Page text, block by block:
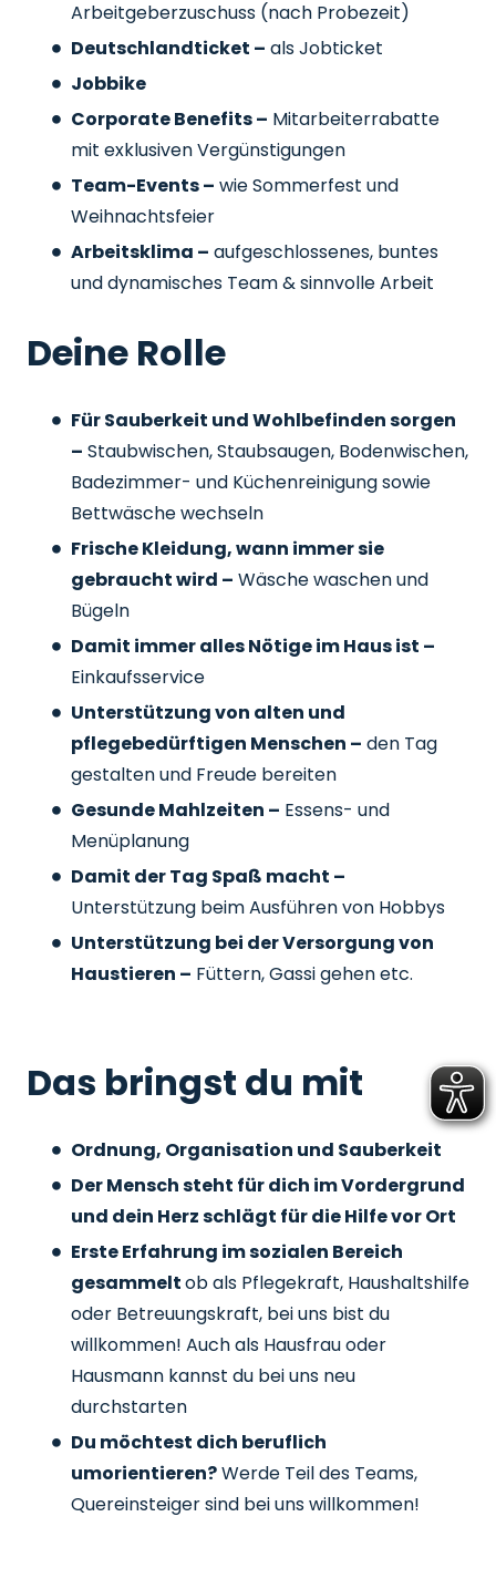
Arbeitgeberzuschuss (nach Probezeit)
Deutschlandticket – als Jobticket
Jobbike
Corporate Benefits – Mitarbeiterrabatte
mit exklusiven Vergünstigungen
Team-Events – wie Sommerfest und
Weihnachtsfeier
Arbeitsklima – aufgeschlossenes, buntes
und dynamisches Team & sinnvolle Arbeit
Deine Rolle
Für Sauberkeit und Wohlbefinden sorgen
– Staubwischen, Staubsaugen, Bodenwischen,
Badezimmer- und Küchenreinigung sowie
Bettwäsche wechseln
Frische Kleidung, wann immer sie
gebraucht wird – Wäsche waschen und
Bügeln
Damit immer alles Nötige im Haus ist –
Einkaufsservice
Unterstützung von alten und
pflegebedürftigen Menschen – den Tag
gestalten und Freude bereiten
Gesunde Mahlzeiten – Essens- und
Menüplanung
Damit der Tag Spaß macht –
Unterstützung beim Ausführen von Hobbys
Unterstützung bei der Versorgung von
Haustieren – Füttern, Gassi gehen etc.
Das bringst du mit
Ordnung, Organisation und Sauberkeit
Der Mensch steht für dich im Vordergrund
und dein Herz schlägt für die Hilfe vor Ort
Erste Erfahrung im sozialen Bereich
gesammeltob als Pflegekraft, Haushaltshilfe
oder Betreuungskraft, bei uns bist du
willkommen! Auch als Hausfrau oder
Hausmann kannst du bei uns neu
durchstarten
Du möchtest dich beruflich
umorientieren?Werde Teil des Teams,
Quereinsteiger sind bei uns willkommen!